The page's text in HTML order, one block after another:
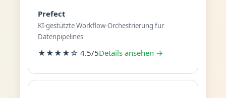
Prefect
KI-gestützte Workflow-Orchestrierung für
Datenpipelines
★★★★☆ 4.5/5Details ansehen →